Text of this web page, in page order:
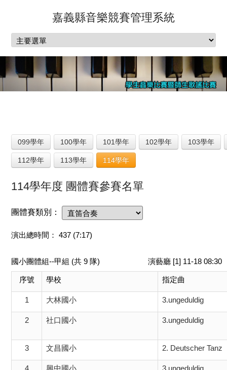
嘉義縣音樂競賽管理系統
099學年 100學年 101學年 102學年 103學年
112學年 113學年 114學年
114學年度 團體賽參賽名單
團體賽類別：
演出總時間： 437 (7:17)
國小團體組--甲組 (共 9 隊) 演藝廳 [1] 11-18
序號 學校 指定曲
1 大林國小 3.ungeduldig
2 社口國小 3.ungeduldig
3 文昌國小 2. Deutscher Tanz
4 興中國小 3.ungeduldig